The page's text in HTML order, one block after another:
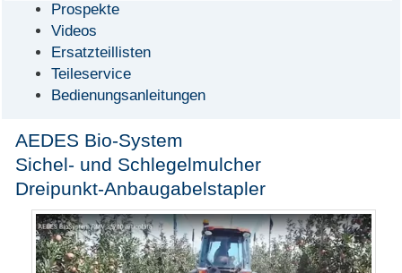
Prospekte
Videos
Ersatzteillisten
Teileservice
Bedienungsanleitungen
AEDES Bio-System
Sichel- und Schlegelmulcher
Dreipunkt-Anbaugabelstapler